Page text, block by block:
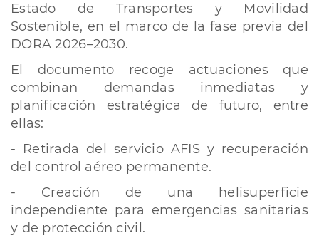
Estado de Transportes y Movilidad
Sostenible, en el marco de la fase previa del
DORA 2026–2030.
El documento recoge actuaciones que
combinan demandas inmediatas y
planificación estratégica de futuro, entre
ellas:
- Retirada del servicio AFIS y recuperación
del control aéreo permanente.
- Creación de una helisuperficie
independiente para emergencias sanitarias
y de protección civil.